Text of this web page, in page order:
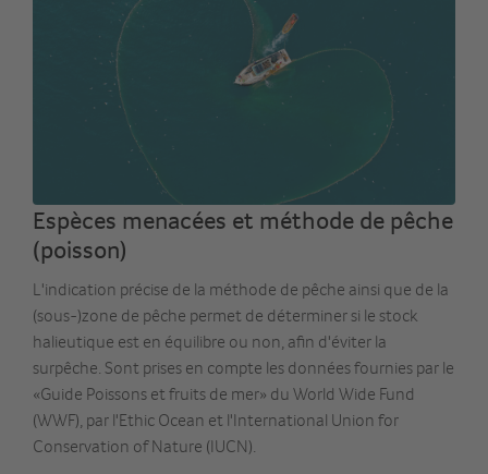
Espèces menacées et méthode de pêche
(poisson)
L'indication précise de la méthode de pêche ainsi que de la
(sous-)zone de pêche permet de déterminer si le stock
halieutique est en équilibre ou non, afin d'éviter la
surpêche. Sont prises en compte les données fournies par le
«Guide Poissons et fruits de mer» du World Wide Fund
(WWF), par l'Ethic Ocean et l'International Union for
Conservation of Nature (IUCN).